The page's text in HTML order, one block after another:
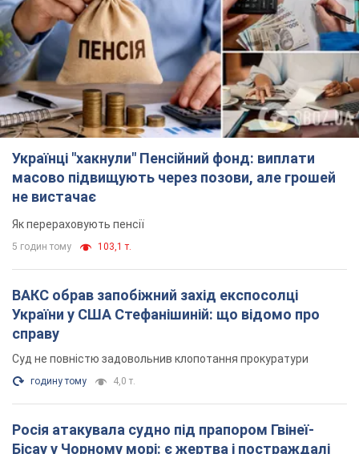
Українці "хакнули" Пенсійний фонд: виплати
масово підвищують через позови, але грошей
не вистачає
Як перераховують пенсії
5 годин тому 103,1 т.
ВАКС обрав запобіжний захід експосолці
України у США Стефанішиній: що відомо про
справу
Суд не повністю задовольнив клопотання прокуратури
годину тому 4,0 т.
Росія атакувала судно під прапором Гвінеї-
Бісау у Чорному морі: є жертва і постраждалі